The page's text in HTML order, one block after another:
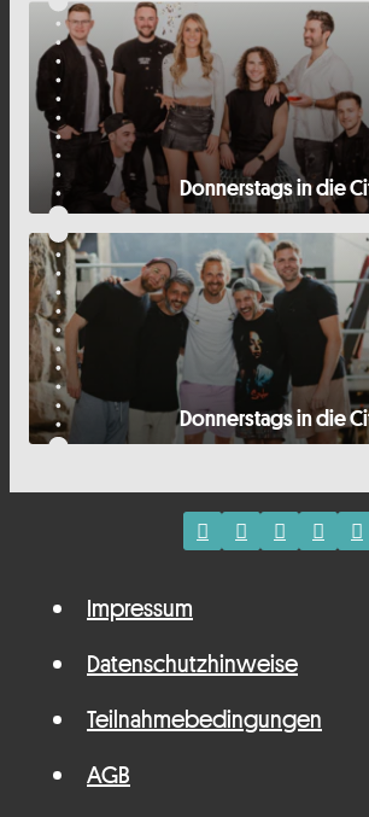
Donnerstags in die
Donnerstags in die
Impressum
Datenschutzhinweise
Teilnahmebedingungen
AGB